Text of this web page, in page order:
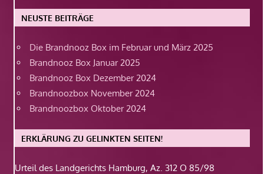
NEUSTE BEITRÄGE
Die Brandnooz Box im Februar und März 2025
Brandnooz Box Januar 2025
Brandnooz Box Dezember 2024
Brandnoozbox November 2024
Brandnoozbox Oktober 2024
ERKLÄRUNG ZU GELINKTEN SEITEN!
Urteil des Landgerichts Hamburg, Az. 312 O 85/98